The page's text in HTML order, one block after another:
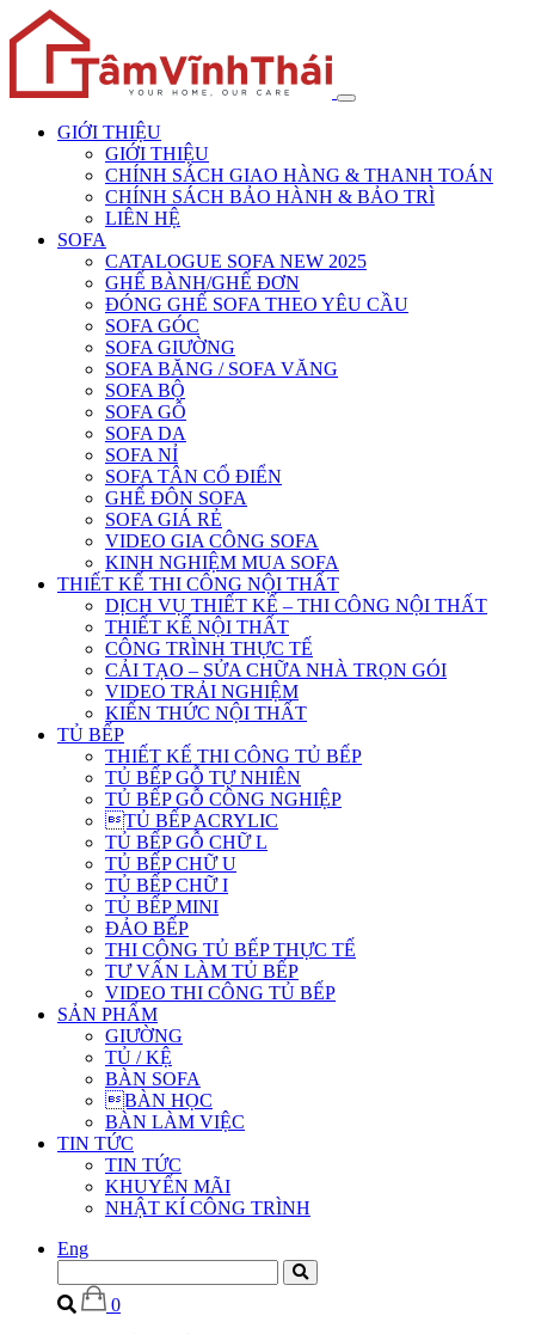
GIỚI THIỆU
GIỚI THIỆU
CHÍNH SÁCH GIAO HÀNG & THANH TOÁN
CHÍNH SÁCH BẢO HÀNH & BẢO TRÌ
LIÊN HỆ
SOFA
CATALOGUE SOFA NEW 2025
GHẾ BÀNH/GHẾ ĐƠN
ĐÓNG GHẾ SOFA THEO YÊU CẦU
SOFA GÓC
SOFA GIƯỜNG
SOFA BĂNG / SOFA VĂNG
SOFA BỘ
SOFA GỖ
SOFA DA
SOFA NỈ
SOFA TÂN CỔ ĐIỂN
GHẾ ĐÔN SOFA
SOFA GIÁ RẺ
VIDEO GIA CÔNG SOFA
KINH NGHIỆM MUA SOFA
THIẾT KẾ THI CÔNG NỘI THẤT
DỊCH VỤ THIẾT KẾ – THI CÔNG NỘI THẤT
THIẾT KẾ NỘI THẤT
CÔNG TRÌNH THỰC TẾ
CẢI TẠO – SỬA CHỮA NHÀ TRỌN GÓI
VIDEO TRẢI NGHIỆM
KIẾN THỨC NỘI THẤT
TỦ BẾP
THIẾT KẾ THI CÔNG TỦ BẾP
TỦ BẾP GỖ TỰ NHIÊN
TỦ BẾP GỖ CÔNG NGHIỆP
TỦ BẾP ACRYLIC
TỦ BẾP GỖ CHỮ L
TỦ BẾP CHỮ U
TỦ BẾP CHỮ I
TỦ BẾP MINI
ĐẢO BẾP
THI CÔNG TỦ BẾP THỰC TẾ
TƯ VẤN LÀM TỦ BẾP
VIDEO THI CÔNG TỦ BẾP
SẢN PHẨM
GIƯỜNG
TỦ / KỆ
BÀN SOFA
BÀN HỌC
BÀN LÀM VIỆC
TIN TỨC
TIN TỨC
KHUYẾN MÃI
NHẬT KÍ CÔNG TRÌNH
Eng
0